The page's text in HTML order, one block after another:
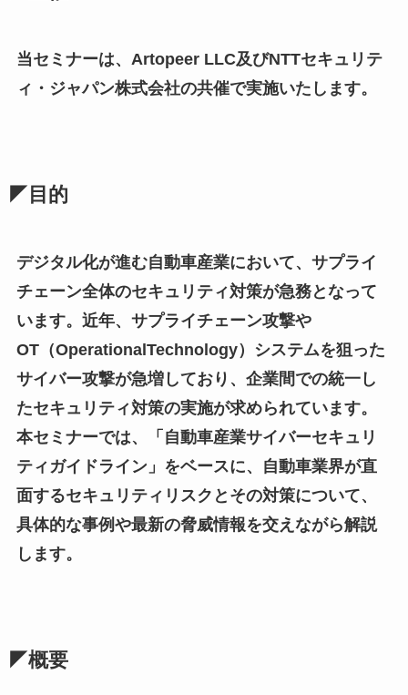
当セミナーは、Artopeer LLC及びNTTセキュリテ
ィ・ジャパン株式会社の共催で実施いたします。
◤目的
デジタル化が進む自動車産業において、サプライ
チェーン全体のセキュリティ対策が急務となって
います。近年、サプライチェーン攻撃や
OT（OperationalTechnology）システムを狙った
サイバー攻撃が急増しており、企業間での統一し
たセキュリティ対策の実施が求められています。
本セミナーでは、「自動車産業サイバーセキュリ
ティガイドライン」をベースに、自動車業界が直
面するセキュリティリスクとその対策について、
具体的な事例や最新の脅威情報を交えながら解説
します。
◤概要